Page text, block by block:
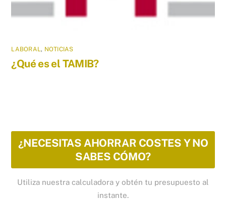
LABORAL, NOTICIAS
¿Qué es el TAMIB?
¿NECESITAS AHORRAR COSTES Y NO
SABES CÓMO?
Utiliza nuestra calculadora y obtén tu presupuesto al
instante.